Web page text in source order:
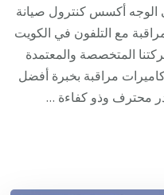
الوجه أكسس كنترول صيانة
مع التلفون في الكويت
المتخصصة والمعتمدة
مراقبة بخبرة أفضل
محترف وذو كفاءة …